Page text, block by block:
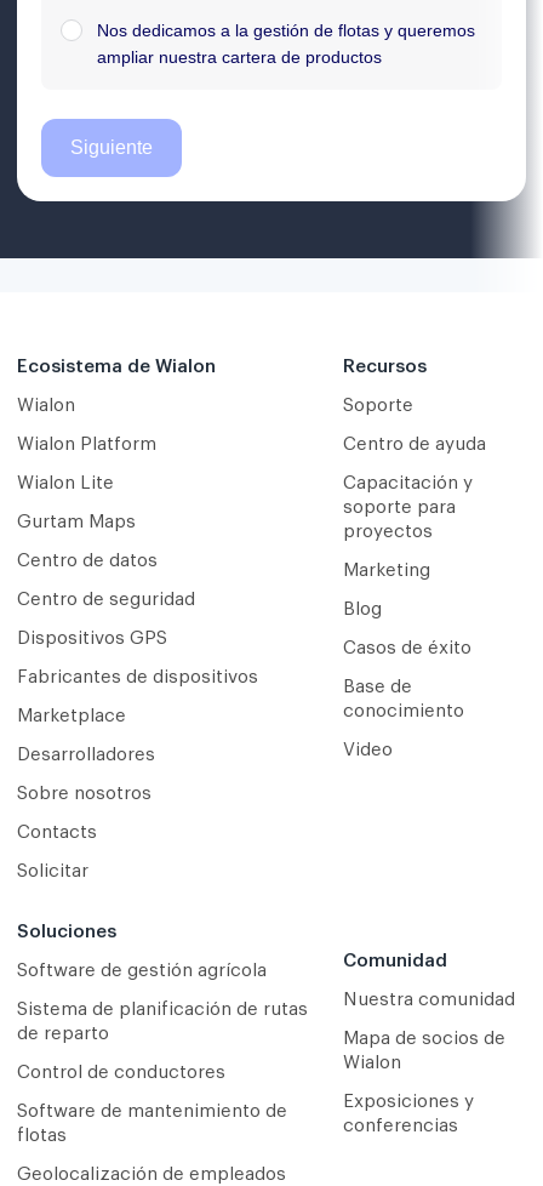
Ecosistema de Wialon
Wialon
Wialon Platform
Wialon Lite
Gurtam Maps
Centro de datos
Centro de seguridad
Dispositivos GPS
Fabricantes de dispositivos
Marketplace
Desarrolladores
Sobre nosotros
Contacts
Solicitar
Soluciones
Software de gestión agrícola
Sistema de planificación de rutas
de reparto
Сontrol de conductores
Software de mantenimiento de
flotas
Geolocalización de empleados
Recursos
Soporte
Centro de ayuda
Capacitación y
soporte para
proyectos
Marketing
Blog
Casos de éxito
Base de
conocimiento
Video
Comunidad
Nuestra comunidad
Mapa de socios de
Wialon
Exposiciones y
conferencias